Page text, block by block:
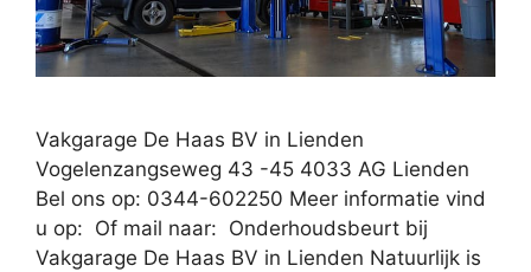
Vakgarage De Haas BV in Lienden
Vogelenzangseweg 43 -45 4033 AG Lienden
Bel ons op: 0344-602250 Meer informatie vind
u op: Of mail naar: Onderhoudsbeurt bij
Vakgarage De Haas BV in Lienden Natuurlijk is